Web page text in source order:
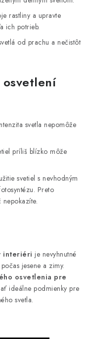
rastliny a upravte
ich potrieb.
od prachu a nečistôt
osvetlení
svetla nepomôže
príliš blízko môže
svetiel s nevhodným
Preto
interiéri je nevyhnutné
jesene a zimy.
osvetlenia pre
ideálne podmienky pre
svetla.